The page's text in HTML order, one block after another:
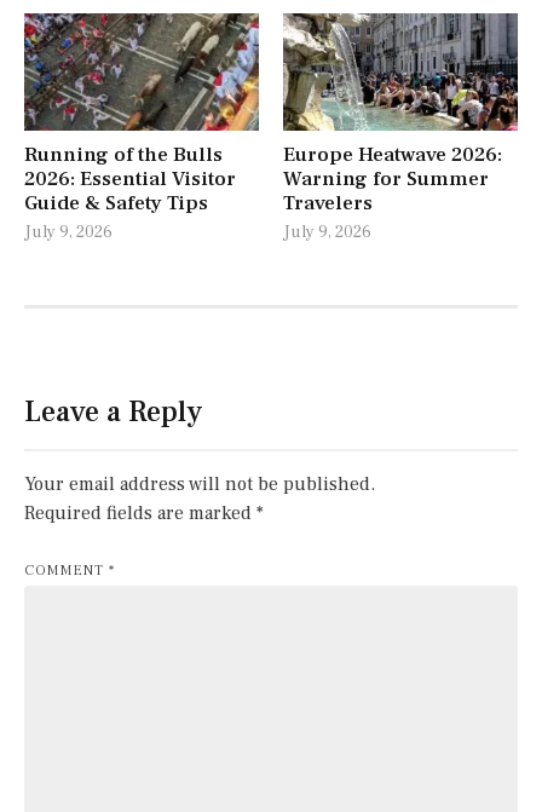
Running of the Bulls
2026: Essential Visitor
Guide & Safety Tips
July 9, 2026
Europe Heatwave 2026:
Warning for Summer
Travelers
July 9, 2026
Leave a Reply
Your email address will not be published.
Required fields are marked *
COMMENT *